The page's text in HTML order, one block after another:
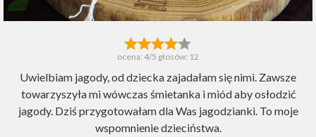
ocena: 4/5 głosów: 12
Uwielbiam jagody, od dziecka zajadałam się nimi. Zawsze
towarzyszyła mi wówczas śmietanka i miód aby osłodzić
jagody. Dziś przygotowałam dla Was jagodzianki. To moje
wspomnienie dzieciństwa.